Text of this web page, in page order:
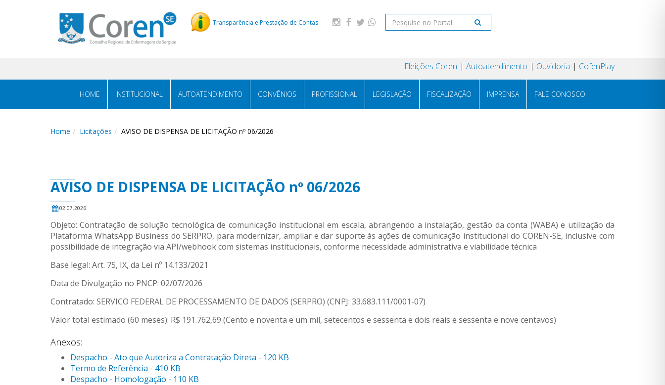
Transparência e Prestação de Contas
Eleições Coren Autoatendimento Ouvidoria CofenPlay
HOME INSTITUCIONAL AUTOATENDIMENTO CONVÊNIOS PROFISSIONAL LEGISLAÇÃO FISCALIZAÇÃO IMPRENSA FALE CONOSCO
Home Licitações AVISO DE DISPENSA DE LICITAÇÃO nº 06/2026
AVISO DE DISPENSA DE LICITAÇÃO nº 06/2026
02.07.2026
Objeto: Contratação de solução tecnológica de comunicação institucional em escala, abrangendo a instalação, gestão da conta (WABA) e utilização da
Plataforma WhatsApp Business do SERPRO, para modernizar, ampliar e dar suporte às ações de comunicação institucional do COREN-SE, inclusive com
possibilidade de integração via API/webhook com sistemas institucionais, conforme necessidade administrativa e viabilidade técnica
Base legal: Art. 75, IX, da Lei nº 14.133/2021
Data de Divulgação no PNCP: 02/07/2026
Contratado: SERVICO FEDERAL DE PROCESSAMENTO DE DADOS (SERPRO) (CNPJ: 33.683.111/0001-07)
Valor total estimado (60 meses): R$ 191.762,69 (Cento e noventa e um mil, setecentos e sessenta e dois reais e sessenta e nove centavos)
Anexos:
Despacho - Ato que Autoriza a Contratação Direta - 120 KB
Termo de Referência - 410 KB
Despacho - Homologação - 110 KB